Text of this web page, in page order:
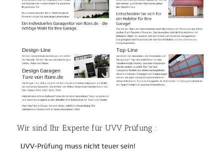
Wir sind Ihr Experte für UVV Prüfung :